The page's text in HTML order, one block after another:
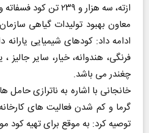
ازته، سه هزار و ۲۳۹ تن کود فسفاته و ۵۲۹ تن کود پتاسه است.
معاون بهبود تولیدات گیاهی
ادامه داد: کودهای شیمیایی
فرنگی، هندوانه، خیار، سایر جالیز ،
چغندر می باشد.
خانجانی با اشاره به ناترازی
گرما و کم شدن فعالیت های
توصیه کرد: به موقع برای تهیه کود